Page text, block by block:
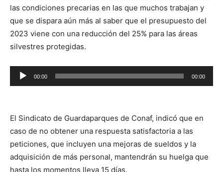
las condiciones precarias en las que muchos trabajan y
que se dispara aún más al saber que el presupuesto del
2023 viene con una reducción del 25% para las áreas
silvestres protegidas.
Reproductor
de
00:00 00:00
El Sindicato de Guardaparques de Conaf, indicó que en
caso de no obtener una respuesta satisfactoria a las
peticiones, que incluyen una mejoras de sueldos y la
adquisición de más personal, mantendrán su huelga que
hasta los momentos lleva 15 días.